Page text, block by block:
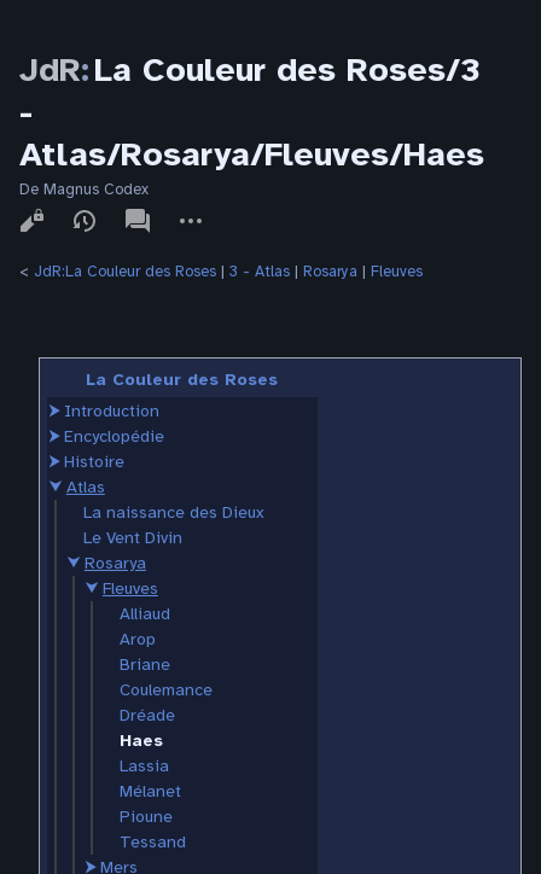
JdR:La Couleur des Roses/3
-
Atlas/Rosarya/Fleuves/Haes
De Magnus Codex
Affichages
associated-
pages
actions
< JdR:La Couleur des Roses ‎ | 3 - Atlas ‎ | Rosarya ‎ | Fleuves
La Couleur des Roses
⮞ Introduction
⮞Encyclopédie
⮞Histoire
⮟ Atlas
La naissance des Dieux
Le Vent Divin
⮟ Rosarya
⮟ Fleuves
Alliaud
Arop
Briane
Coulemance
Dréade
Haes
Lassia
Mélanet
Pioune
Tessand
⮞Mers